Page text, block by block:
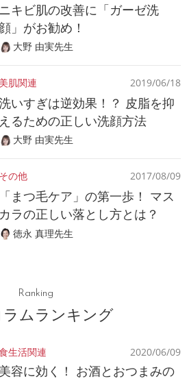
ニキビ肌の改善に「ガーゼ洗
顔」がお勧め！
大野 由実先生
美肌関連 2019/06/18
いすぎは逆効果！？ 皮脂を抑
えるための正しい洗顔方法
大野 由実先生
その他 2017/08/09
「まつ毛ケア」の第一歩！ マス
カラの正しい落とし方とは？
徳永 真理先生
Ranking
ラムランキング
生活関連 2020/06/09
美容に効く！ お酒とおつまみの